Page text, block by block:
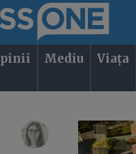
Mediu Viața